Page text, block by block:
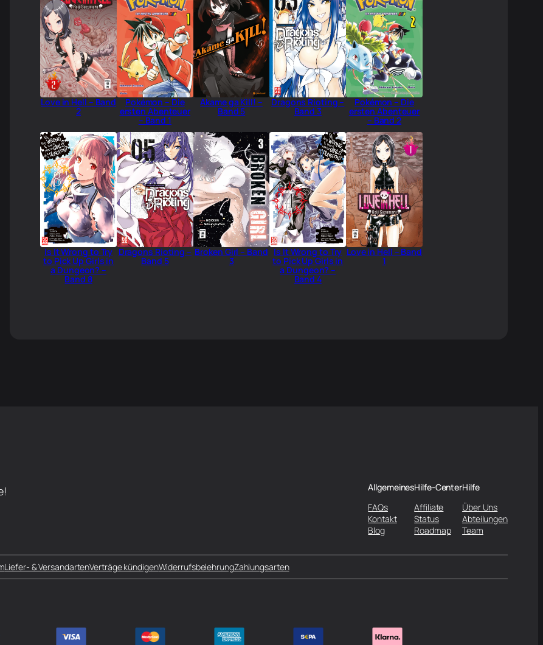
Love in Hell – Band
2
Pokémon – Die
ersten Abenteuer
– Band 1
Akame ga Kill! –
Band 5
Dragons Rioting –
Band 3
Pokémon – Die
ersten Abenteuer
– Band 2
Is It Wrong to Try
to Pick Up Girls in
a Dungeon? –
Band 8
Dragons Rioting –
Band 5
Broken Girl – Band
3
Is It Wrong to Try
to Pick Up Girls in
a Dungeon? –
Band 4
Love in Hell – Band
1
Allgemeines
FAQs
Kontakt
Blog
Hilfe-Center
Affiliate
Status
Roadmap
Hilfe
Über Uns
Abteilungen
Team
Liefer- & VersandartenVerträge kündigenWiderrufsbelehrungZahlungsarten